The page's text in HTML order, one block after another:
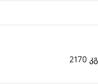
2170 კგ